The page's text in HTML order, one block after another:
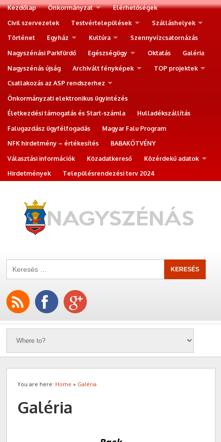
Kezdőlap Önkormányzat
Elérhetőségek
Civil szervezetek
Testvértelepülések
Szálláshelyek
Történet
Egyház Kultúra
Szennyvízcsatornázás
Nagyszénási Parkfürdő
Egészségügy Oktatás
Galéria
Nagyszénás újság
Archivált fényképek
TOP projektek
Csatlakozás az ASP rendszerhez
Önkormányzati elektronikus ügyintézés
Életkezdési támogatás és Start-számla
Hulladékszállítás
Falugazdász ügyfélfogadás
Magyar Falu Program
NFK hirdetmény – értékesítés
BABAKÖTVÉNY
Választási információk
Közadatkereső
Közérdekű adatok
Hirdetmények
Településrendezési terv 2024
You are here: Home » Galéria
Galéria